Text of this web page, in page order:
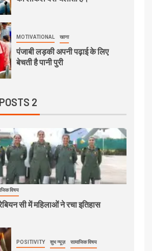
MOTIVATIONAL खाना
पंजाबी लड़की अपनी पढ़ाई के लिए
बेचती है पानी पुरी
2
विषय
सी में महिलाओं ने रचा इतिहास
POSITIVITY शुभ न्यूज़ सामाजिक विषय